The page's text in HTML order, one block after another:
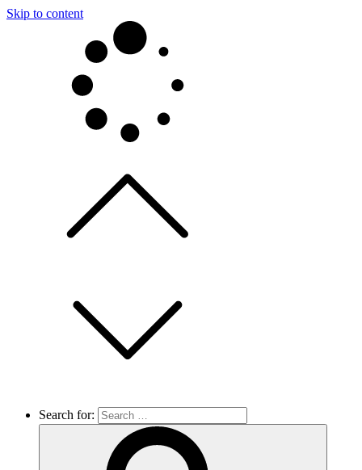
Skip to content
Search for: